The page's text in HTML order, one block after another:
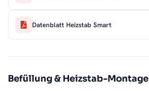
Datenblatt Heizstab Smart
Befüllung & Heizstab-Montage